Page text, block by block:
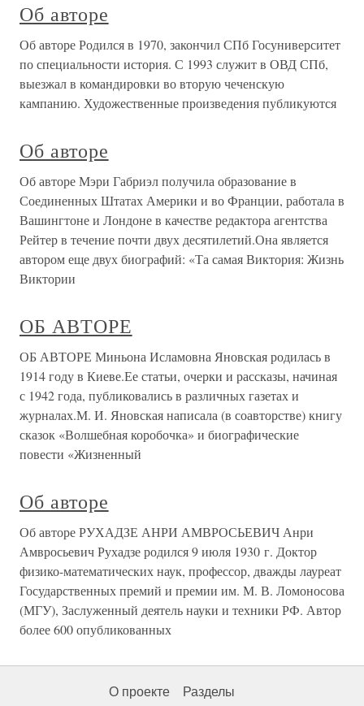
Об авторе
Об авторе Родился в 1970, закончил СПб Госуниверситет
по специальности история. С 1993 служит в ОВД СПб,
выезжал в командировки во вторую чеченскую
кампанию. Художественные произведения публикуются
Об авторе
Об авторе Мэри Габриэл получила образование в
Соединенных Штатах Америки и во Франции, работала в
Вашингтоне и Лондоне в качестве редактора агентства
Рейтер в течение почти двух десятилетий.Она является
автором еще двух биографий: «Та самая Виктория: Жизнь
Виктории
ОБ АВТОРЕ
ОБ АВТОРЕ Миньона Исламовна Яновская родилась в
1914 году в Киеве.Ее статьи, очерки и рассказы, начиная
с 1942 года, публиковались в различных газетах и
журналах.М. И. Яновская написала (в соавторстве) книгу
сказок «Волшебная коробочка» и биографические
повести «Жизненный
Об авторе
Об авторе РУХАДЗЕ АНРИ АМВРОСЬЕВИЧ Анри
Амвросьевич Рухадзе родился 9 июля 1930 г. Доктор
физико-математических наук, профессор, дважды лауреат
Государственных премий и премии им. М. В. Ломоносова
(МГУ), Заслуженный деятель науки и техники РФ. Автор
более 600 опубликованных
О проекте Разделы